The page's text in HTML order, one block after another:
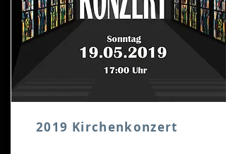
2019 Kirchenkonzert